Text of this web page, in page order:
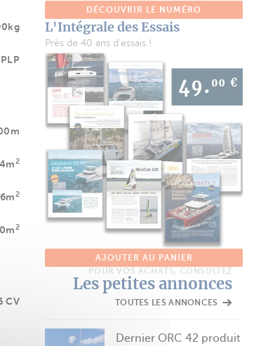
2
2
2
CV
DÉCOUVRIR LE NUMÉRO
L'Intégrale des Essais
Près de 40 ans d'essais !
AJOUTER AU PANIER
POUR VOS ACHATS, CONSULTEZ
Les petites annonces
TOUTES LES ANNONCES
Dernier ORC 42 produit